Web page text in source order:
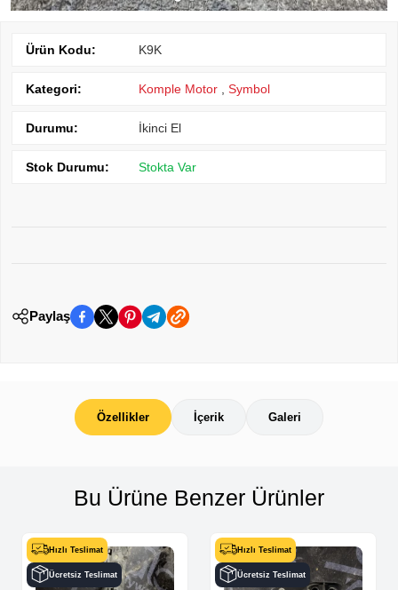
Ürün Kodu: K9K
Kategori: Komple Motor Symbol
Durumu: İkinci El
Stok Durumu: Stokta Var
Paylaş
Özellikler İçerik Galeri
Bu Ürüne Benzer Ürünler
Hızlı Teslimat
Ücretsiz Teslimat
Hızlı Teslimat
Ücretsiz Teslimat